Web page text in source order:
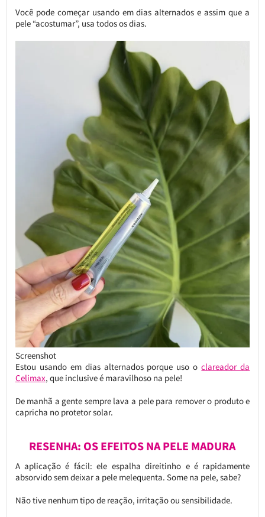
Você pode começar usando em dias alternados e assim que a
pele “acostumar”, usa todos os dias.
Screenshot
Estou usando em dias alternados porque uso oclareador da
Celimax, que inclusive é maravilhoso na pele!
De manhã a gente sempre lava a pele para remover o produto e
capricha no protetor solar.
RESENHA: OS EFEITOS NA PELE MADURA
A aplicação é fácil: ele espalha direitinho e é rapidamente
absorvido sem deixar a pele melequenta. Some na pele, sabe?
Não tive nenhum tipo de reação, irritação ou sensibilidade.